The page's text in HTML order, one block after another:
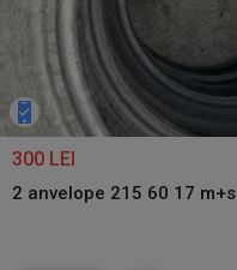
300 LEI
2 anvelope 215 60 17 m+s